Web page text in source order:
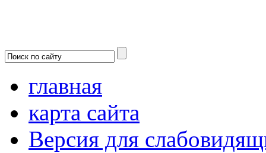
главная
карта сайта
Версия для